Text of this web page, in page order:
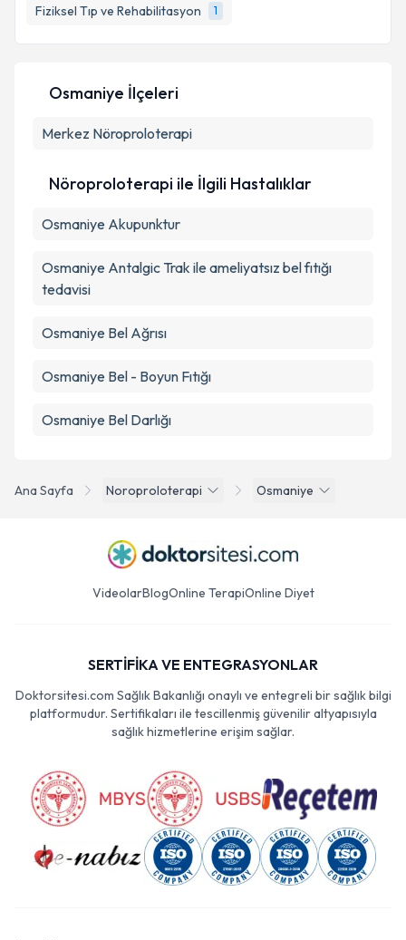
Fiziksel Tıp ve Rehabilitasyon
1
bilgilendireceğiz.
E-posta Adresiniz
Kişisel verilerimin işlenmesine ilişkin
Takvim Talebini Gönder
Ana Sayfa Noroproloterapi Osmaniye
Osmaniye İlçeleri
Merkez Nöroproloterapi
Nöroproloterapi ile İlgili Hastalıklar
Osmaniye Akupunktur
Osmaniye Antalgic Trak ile ameliyatsız bel fıtığı
tedavisi
Osmaniye Bel Ağrısı
Osmaniye Bel - Boyun Fıtığı
Osmaniye Bel Darlığı
VideolarBlogOnline TerapiOnline Diyet
SERTİFİKA VE ENTEGRASYONLAR
Doktorsitesi.com Sağlık Bakanlığı onaylı ve entegreli bir sağlık bilgi
platformudur. Sertifikaları ile tescillenmiş güvenilir altyapısıyla
sağlık hizmetlerine erişim sağlar.